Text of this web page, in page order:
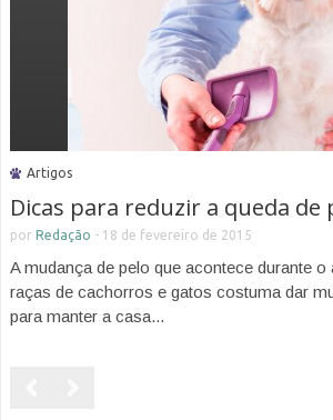
Artigos
Dicas para reduzir a queda de
por Redação - 18 de fevereiro de 2015
A mudança de pelo que acontece durante o
raças de cachorros e gatos costuma dar
para manter a casa...